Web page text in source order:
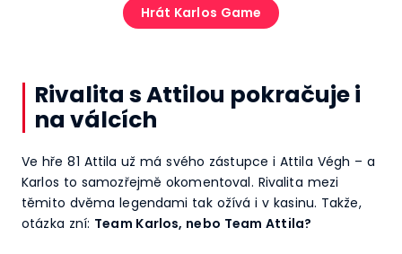
Hrát Karlos Game
Rivalita s Attilou pokračuje i
na válcích
Ve hře 81 Attila už má svého zástupce i Attila Végh – a
Karlos to samozřejmě okomentoval. Rivalita mezi
těmito dvěma legendami tak ožívá i v kasinu. Takže,
otázka zní: Team Karlos, nebo Team Attila?